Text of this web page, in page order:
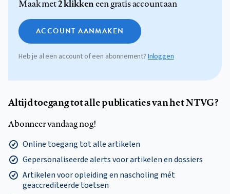
Maak met2 klikkeneen gratis account aan
ACCOUNT AANMAKEN
Heb je al een account of een abonnement? Inloggen
Altijd toegang tot alle publicaties van het NTVG?
Abonneer vandaag nog!
Online toegang tot alle artikelen
Gepersonaliseerde alerts voor artikelen en dossiers
Artikelen voor opleiding en nascholing mét
geaccrediteerde toetsen